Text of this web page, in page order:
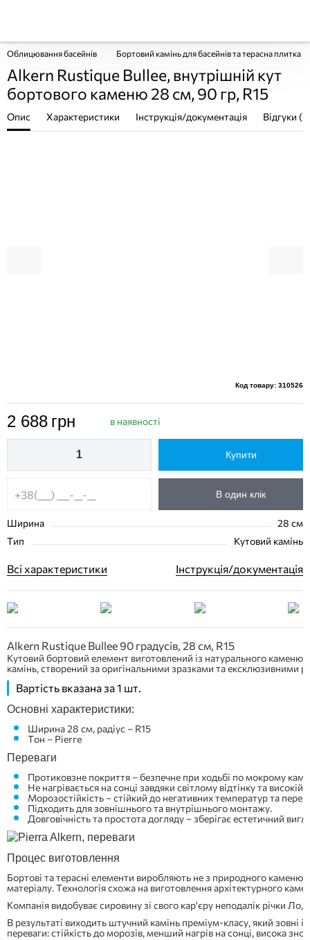
Облицювання басейнів Бортовий камінь для басейнів та терасна плитка
Alkern Rustique Bullee, внутрішній кут
бортового каменю 28 см, 90 гр, R15
Опис Характеристики Інструкція/документація Відгуки
Код товару: 310526
2 688 грн в наявності
Купити
В один клік
Ширина
28 см
Тип
Кутовий камінь
Всі характеристики Інструкція/документація
Alkern Rustique Bullee 90 градусів, 28 см, R15
Кутовий бортовий елемент виготовлений із натурального
камінь, створений за оригінальними зразками та ексклюзивними
Вартість вказана за 1 шт.
Основні характеристики:
Ширина 28 см, радіус – R15
Тон – Pierre
Переваги
Протиковзне покриття – безпечне при ходьбі по мокрому
Не нагрівається на сонці завдяки світлому відтінку та
Морозостійкість – стійкий до негативних температур та
Підходить для зовнішнього та внутрішнього монтажу.
Довговічність та простота догляду – зберігає естетичний
Процес виготовлення
Бортові та терасні елементи виробляють не з природного
матеріалу. Технологія схожа на виготовлення архітектурного
Компанія видобуває сировину зі свого кар'єру неподалік річки Ло,
В результаті виходить штучний камінь преміум-класу, який зовні
переваги: ​​стійкість до морозів, менший нагрів на сонці, висока